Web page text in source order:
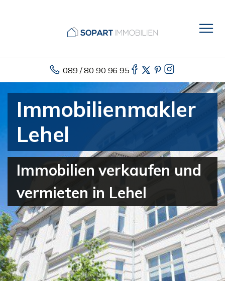
089 / 80 90 96 95
Immobilienmakler
Lehel
Immobilien verkaufen und
vermieten in Lehel